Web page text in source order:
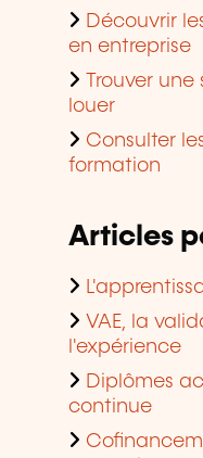
Découvrir
en entreprise
Trouver
louer
Consulter
formation
Articles
VAE, la
l'expérience
Diplômes
continue